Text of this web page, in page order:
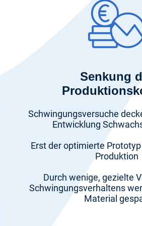
Senkung
Schwingungsversuche
Entwicklung
Erst der optimierte
Produktion
Durch wenige, gezielte
Schwingungsverhaltens
Material